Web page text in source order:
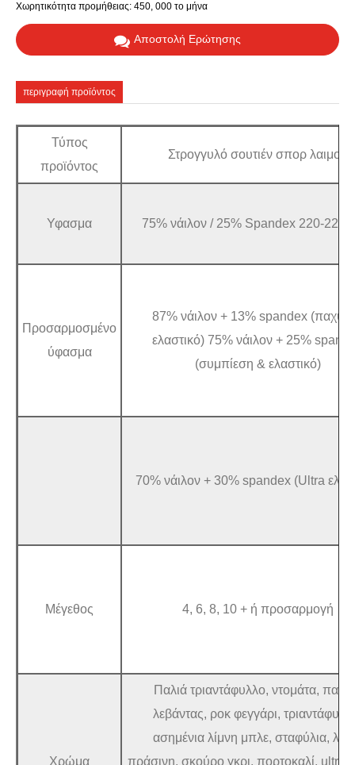
Χωρητικότητα προμήθειας: 450, 000 το μήνα
Αποστολή Ερώτησης
περιγραφή προϊόντος
Τύπος
προϊόντος
Στρογγυλό σουτιέν σπορ λαιμού
Υφασμα 75% νάιλον / 25% Spandex 220-
Προσαρμοσμένο
ύφασμα
87% νάιλον + 13% spandex (παχύ
ελαστικό) 75% νάιλον + 25%
(συμπίεση & ελαστικό)
70% νάιλον + 30% spandex (Ultra
Μέγεθος 4, 6, 8, 10 + ή προσαρμογή
Χρώμα
Παλιά τριαντάφυλλο, ντομάτα,
λεβάντας, ροκ φεγγάρι,
ασημένια λίμνη μπλε, σταφύλια,
πράσινη, σκούρο γκρι, πορτοκαλί,